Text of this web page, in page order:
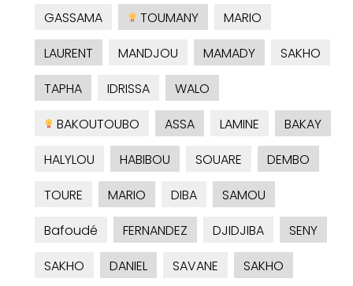
GASSAMA
TOUMANY
MARIO
LAURENT
MANDJOU MAMADY
SAKHO
TAPHA
IDRISSA
WALO
BAKOUTOUBO
ASSA LAMINE
BAKAY
HALYLOU
HABIBOU SOUARE
DEMBO
TOURE
MARIO DIBA
SAMOU
Bafoudé
FERNANDEZ DJIDJIBA
SENY
SAKHO
DANIEL SAVANE
SAKHO